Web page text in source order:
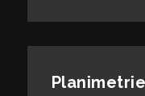
Planimetrie
3